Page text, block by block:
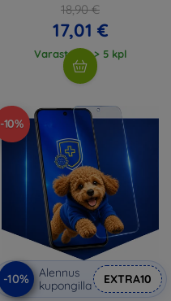
18,90 €
17,01 €
Varastossa > 5 kpl
-10%
-10%
Alennus
kupongilla
EXTRA10